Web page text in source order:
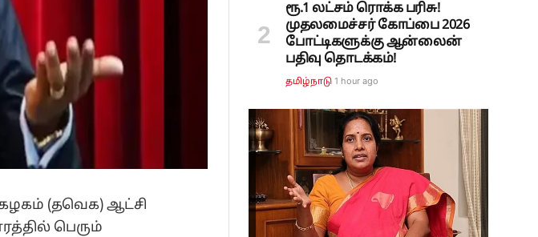
(தவெக) ஆட்சி
பெரும்
ரூ.1 லட்சம் ரொக்க பரிசு!
முதலமைச்சர் கோப்பை 2026
போட்டிகளுக்கு ஆன்லைன்
பதிவு தொடக்கம்!
தமிழ்நாடு 1 hour ago